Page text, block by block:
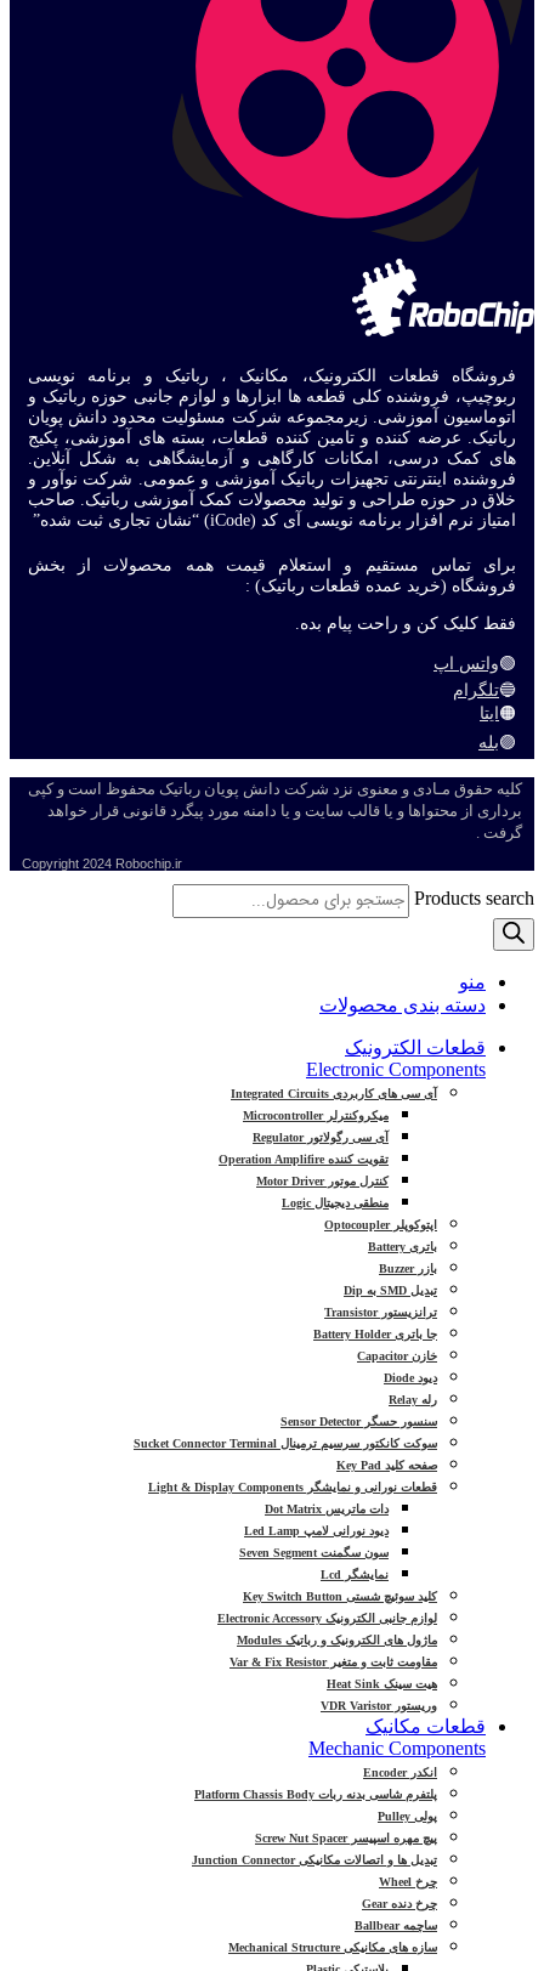
فروشگاه قطعات الکترونیک، مکانیک ، رباتیک و برنامه نویسی
ربوچیپ، فروشنده کلی قطعه ها ابزارها و لوازم جانبی حوزه رباتیک و
اتوماسیون آموزشی. زیرمجموعه شرکت مسئولیت محدود دانش پویان
رباتیک. عرضه کننده و تامین کننده قطعات، بسته های آموزشی، پکیج
های کمک درسی، امکانات کارگاهی و آزمایشگاهی به شکل آنلاین.
فروشنده اینترنتی تجهیزات رباتیک آموزشی و عمومی. شرکت نوآور و
خلاق در حوزه طراحی و تولید محصولات کمک آموزشی رباتیک. صاحب
امتیاز نرم افزار برنامه نویسی آی کد (iCode) “نشان تجاری ثبت شده”
برای تماس مستقیم و استعلام قیمت همه محصولات از بخش
فروشگاه (خرید عمده قطعات رباتیک) :
فقط کلیک کن و راحت پیام بده.
🟢واتس اپ
🔵تلگرام
🟠ایتا
🟣بله
کلیه حقوق مـادی و معنوی نزد شرکت دانش پویان رباتیک محفوظ است و کپی
برداری از محتواها و یا قالب سایت و یا دامنه مورد پیگرد قانونی قرار خواهد
گرفت .
Copyright 2024 Robochip.ir
Products search
منو
دسته بندی محصولات
قطعات الکترونیک
Electronic Components
آی سی های کاربردی Integrated Circuits
میکروکنترلر Microcontroller
آی سی رگولاتور Regulator
تقویت کننده Operation Amplifire
کنترل موتور Motor Driver
منطقی دیجیتال Logic
اپتوکوپلر Optocoupler
باتری Battery
بازر Buzzer
تبدیل SMD به Dip
ترانزیستور Transistor
جا باتری Battery Holder
خازن Capacitor
دیود Diode
رله Relay
سنسور حسگر Sensor Detector
سوکت کانکتور سرسیم ترمینال Sucket Connector Terminal
صفحه کلید Key Pad
قطعات نورانی و نمایشگر Light & Display Components
دات ماتریس Dot Matrix
دیود نورانی لامپ Led Lamp
سون سگمنت Seven Segment
نمایشگر Lcd
کلید سوئیچ شستی Key Switch Button
لوازم جانبی الکترونیک Electronic Accessory
ماژول های الکترونیک و رباتیک Modules
مقاومت ثابت و متغیر Var & Fix Resistor
هیت سینک Heat Sink
وریستور VDR Varistor
قطعات مکانیک
Mechanic Components
انکدر Encoder
پلتفرم شاسی بدنه ربات Platform Chassis Body
پولی Pulley
پیچ مهره اسپیسر Screw Nut Spacer
تبدیل ها و اتصالات مکانیکی Junction Connector
چرخ Wheel
چرخ دنده Gear
ساچمه Ballbear
سازه های مکانیکی Mechanical Structure